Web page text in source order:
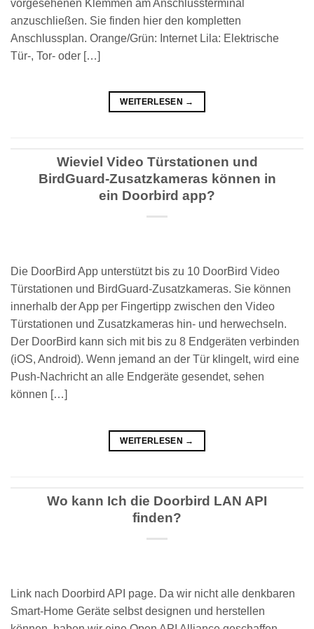
vorgesehenen Klemmen am Anschlussterminal
anzuschließen. Sie finden hier den kompletten
Anschlussplan. Orange/Grün: Internet Lila: Elektrische
Tür-, Tor- oder […]
WEITERLESEN →
Wieviel Video Türstationen und
BirdGuard-Zusatzkameras können in
ein Doorbird app?
Die DoorBird App unterstützt bis zu 10 DoorBird Video
Türstationen und BirdGuard-Zusatzkameras. Sie können
innerhalb der App per Fingertipp zwischen den Video
Türstationen und Zusatzkameras hin- und herwechseln.
Der DoorBird kann sich mit bis zu 8 Endgeräten verbinden
(iOS, Android). Wenn jemand an der Tür klingelt, wird eine
Push-Nachricht an alle Endgeräte gesendet, sehen
können […]
WEITERLESEN →
Wo kann Ich die Doorbird LAN API
finden?
Link nach Doorbird API page. Da wir nicht alle denkbaren
Smart-Home Geräte selbst designen und herstellen